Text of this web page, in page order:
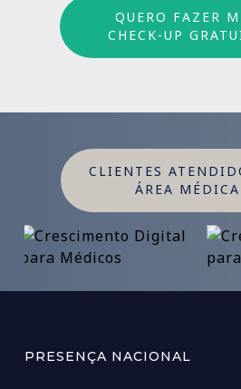
QUERO FAZER
CHECK-UP
CLIENTES
ÁREA MÉDICA
PRESENÇA NACIONAL